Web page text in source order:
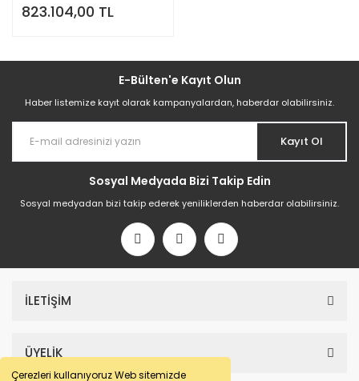
Çerezleri kullanıyoruz Web sitemizde
823.104,00 TL
E-Bülten'e Kayıt Olun
Haber listemize kayıt olarak kampanyalardan, haberdar olabilirsiniz.
Kayıt Ol
Sosyal Medyada Bizi Takip Edin
Sosyal medyadan bizi takip ederek yeniliklerden haberdar olabilirsiniz.
İLETİŞİM
ÜYELİK